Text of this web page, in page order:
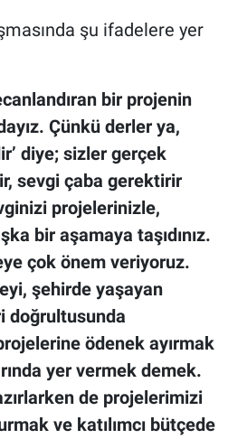
şu ifadelere yer
bir projenin
Çünkü derler ya,
diye; sizler gerçek
sevgi çaba gerektirir
projelerinizle,
bir aşamaya taşıdınız.
çok önem veriyoruz.
şehirde yaşayan
doğrultusunda
ödenek ayırmak
yer vermek demek.
de projelerimizi
ve katılımcı bütçede